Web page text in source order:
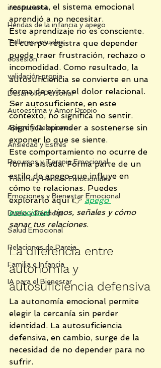
inconsciente
Heridas de la infancia y apego
Talleres virtuales
obsesión
validación propia
Desarrollo Personal
Autoestima y Amor Propio
Apego y Relaciones
Ansiedad y Estrés
Recursos y Terapia Emocional
Trauma y Heridas Emocionales
Emociones y Bienestar Emocional
Duelo y Pérdidas
Salud Emocional
Relaciones de Pareja
Familia e Infancia
IA para el Bienestar
respuesta, el sistema emocional
aprendió a no necesitar.
Este aprendizaje no es consciente.
El cuerpo registra que depender
puede traer frustración, rechazo o
incomodidad. Como resultado, la
autosuficiencia se convierte en una
forma de evitar el dolor relacional.
Ser autosuficiente, en este
contexto, no significa no sentir.
Significa aprender a sostenerse sin
exponer lo que se siente.
Este comportamiento no ocurre de
forma aislada. Forma parte de un
estilo de apego que influye en
cómo te relacionas. Puedes
explorarlo aquí 👉 apego
emocional: tipos, señales y cómo
sanar tus relaciones.
La diferencia entre
autonomía y
autosuficiencia defensiva
La autonomía emocional permite
elegir la cercanía sin perder
identidad. La autosuficiencia
defensiva, en cambio, surge de la
necesidad de no depender para no
sufrir.